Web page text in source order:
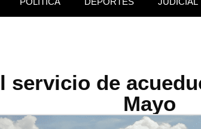
servicio de
Mayo